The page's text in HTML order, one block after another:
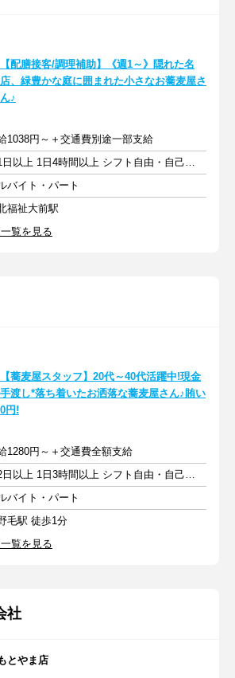
【配膳接客/調理補助】《週1～》隠れた名
店、緑豊かな庭に囲まれた小さなお蕎麦屋さ
ん♪
1038円～＋交通費別途一部支給
週1日以上 1日4時間以上 シフト自由・自己申告
バイト・パート
福祉大前駅
覧を見る
【蕎麦屋スタッフ】20代～40代活躍中!現金
手渡し*落ち着いたお洒落な蕎麦屋さん♪賄い
0円!
1280円～＋交通費全額支給
週2日以上 1日3時間以上 シフト自由・自己申告
バイト・パート
毛駅 徒歩1分
覧を見る
社
とやま店